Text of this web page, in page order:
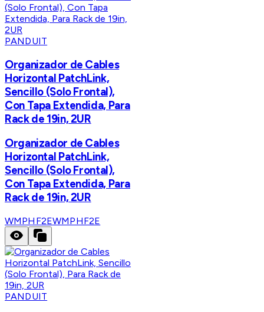
PANDUIT
Organizador de Cables
Horizontal PatchLink,
Sencillo (Solo Frontal),
Con Tapa Extendida, Para
Rack de 19in, 2UR
Organizador de Cables
Horizontal PatchLink,
Sencillo (Solo Frontal),
Con Tapa Extendida, Para
Rack de 19in, 2UR
WMPHF2EWMPHF2E
PANDUIT